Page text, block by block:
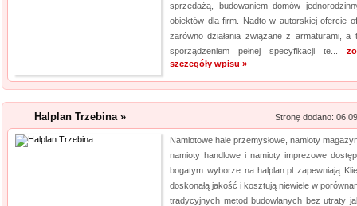
Pozwolenie wodnoprawne
sytuacjach. Niedopełnienie
skutki prawne. Firma Hydro-
operaty wodnoprawne. Są
Plan opracowuje plany...
Kwant-Lab -
Akredytowane laboratorium
odwiedzić każdy, kogo
środowisku pracy i nie tylko.
sprzedażą, budowaniem domów
obiektów dla firm. Nadto w autorskiej ofercie
zarówno działania związane z armaturami, a
sporządzeniem pełnej specyfikacji te...
szczegóły wpisu »
Halplan Trzebina » Stronę dodano:
Namiotowe hale przemysłowe, namioty
namioty handlowe i namioty imprezowe
bogatym wyborze na halplan.pl zapewniają
doskonałą jakość i kosztują niewiele w
tradycyjnych metod budowlanych bez utraty